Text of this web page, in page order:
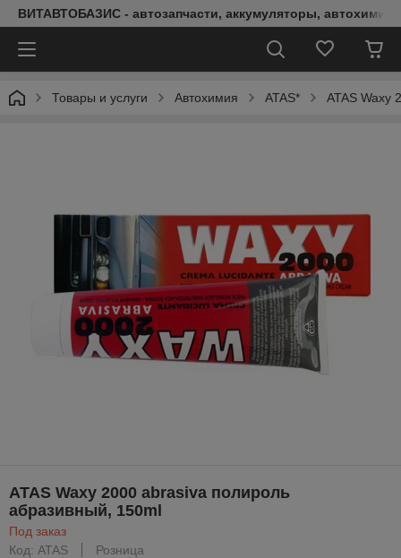
ВИТАВТОБАЗИС - автозапчасти, аккумуляторы, автохимия,
Товары и услуги Автохимия ATAS* ATAS Waxy
ATAS Waxy 2000 abrasiva полироль
абразивный, 150ml
Под заказ
Код: ATAS
Розница